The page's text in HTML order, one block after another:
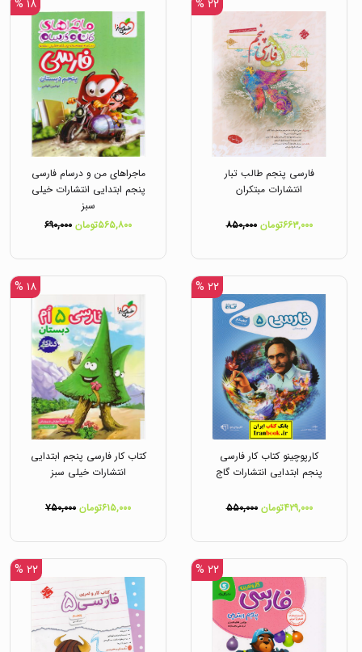
۲۲ %
فارسی پنجم طالب تبار
انتشارات مبتکران
۶۶۳,۰۰۰تومان ۸۵۰,۰۰۰
۱۸ %
ماجراهای من و درسام فارسی
پنجم ابتدایی انتشارات خیلی
سبز
۵۶۵,۸۰۰تومان
۶۹۰,۰۰۰
۲۲ %
کارپوچینو کتاب کار فارسی
پنجم ابتدایی انتشارات گاج
۴۲۹,۰۰۰تومان ۵۵۰,۰۰۰
۱۸ %
کتاب کار فارسی پنجم ابتدایی
انتشارات خیلی سبز
۶۱۵,۰۰۰تومان ۷۵۰,۰۰۰
۲۲ % ۲۲ %